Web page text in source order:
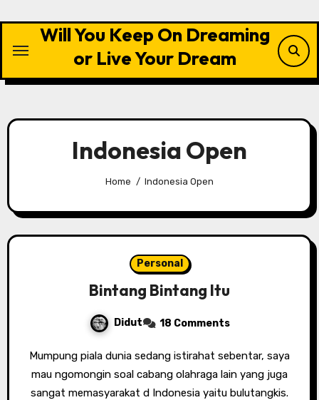
content
Will You Keep On Dreaming
or Live Your Dream
Indonesia Open
Home Indonesia Open
Personal
Bintang Bintang Itu
Didut 18 Comments
Mumpung piala dunia sedang istirahat sebentar, saya
mau ngomongin soal cabang olahraga lain yang juga
sangat memasyarakat d Indonesia yaitu bulutangkis.